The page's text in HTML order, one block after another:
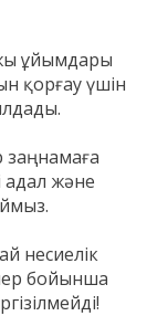
ұйымдары
қорғау үшін
адал және
несиелік
бойынша